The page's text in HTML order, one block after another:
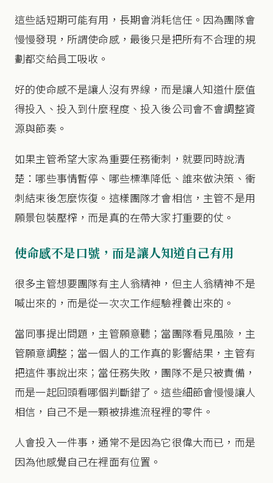
這些話短期可能有用，長期會消耗信任。因為團隊會
慢慢發現，所謂使命感，最後只是把所有不合理的規
劃都交給員工吸收。
好的使命感不是讓人沒有界線，而是讓人知道什麼值
得投入、投入到什麼程度、投入後公司會不會調整資
源與節奏。
如果主管希望大家為重要任務衝刺，就要同時說清
楚：哪些事情暫停、哪些標準降低、誰來做決策、衝
刺結束後怎麼恢復。這樣團隊才會相信，主管不是用
願景包裝壓榨，而是真的在帶大家打重要的仗。
使命感不是口號，而是讓人知道自己有用
很多主管想要團隊有主人翁精神，但主人翁精神不是
喊出來的，而是從一次次工作經驗裡養出來的。
當同事提出問題，主管願意聽；當團隊看見風險，主
管願意調整；當一個人的工作真的影響結果，主管有
把這件事說出來；當任務失敗，團隊不是只被責備，
而是一起回頭看哪個判斷錯了。這些細節會慢慢讓人
相信，自己不是一顆被排進流程裡的零件。
人會投入一件事，通常不是因為它很偉大而已，而是
因為他感覺自己在裡面有位置。